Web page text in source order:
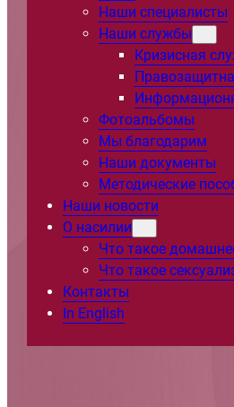
Наши специалисты
Наши службы
Кризисная
Фотоальбомы
Мы благодарим
Наши документы
Методические
Наши новости
О насилии
Что такое
Что такое
Контакты
In English